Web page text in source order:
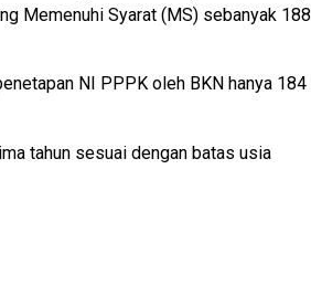
Memenuhi Syarat (MS) sebanyak 188
NI PPPK oleh BKN hanya 184
tahun sesuai dengan batas usia